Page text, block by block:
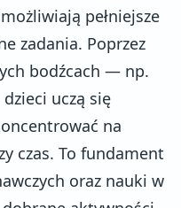
pełniejsze
zadania. Poprzez
bodźcach — np.
uczą się
na
czas. To fundament
oraz nauki w